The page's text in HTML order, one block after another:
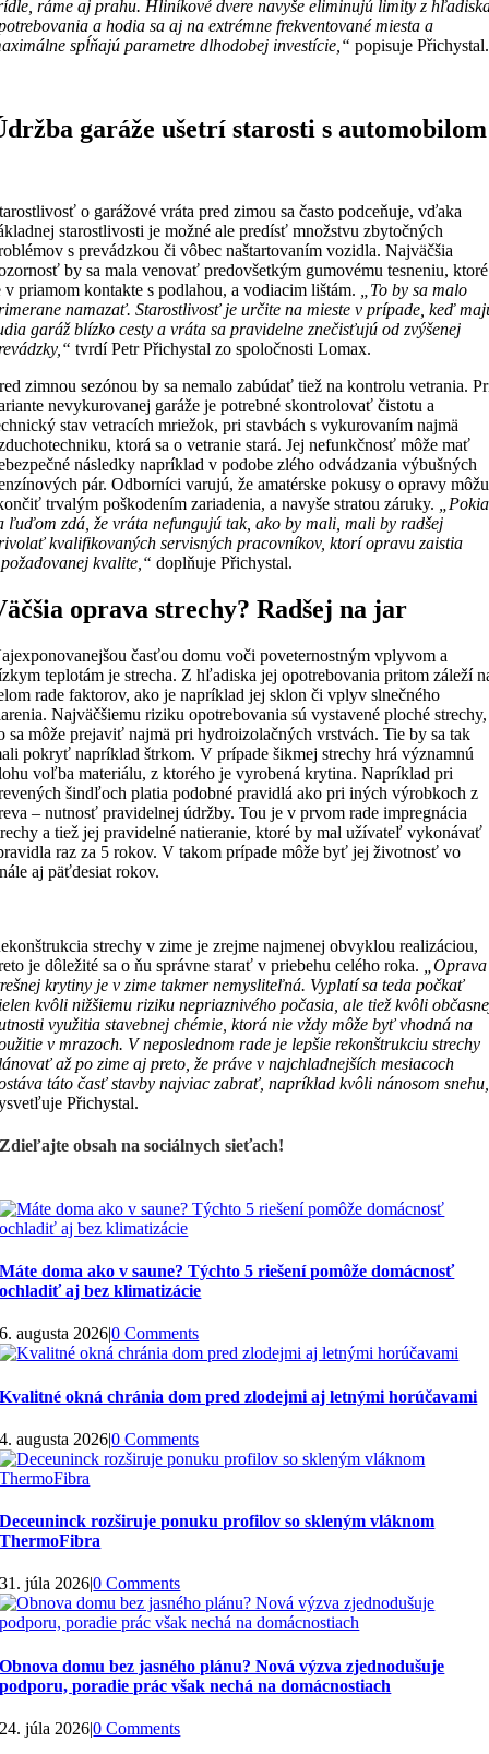
ráme aj prahu. Hliníkové dvere navyše eliminujú limity z
a hodia sa aj na extrémne frekventované miesta a
spĺňajú parametre dlhodobej investície,“ popisuje Přichystal.
garáže ušetrí starosti s automobilom
o garážové vráta pred zimou sa často podceňuje, vďaka
starostlivosti je možné ale predísť množstvu zbytočných
s prevádzkou či vôbec naštartovaním vozidla. Najväčšia
by sa mala venovať predovšetkým gumovému tesneniu, ktoré
v priamom kontakte s podlahou, a vodiacim lištám. „To by sa malo
namazať. Starostlivosť je určite na mieste v prípade, keď
garáž blízko cesty a vráta sa pravidelne znečisťujú od zvýšenej
tvrdí Petr Přichystal zo spoločnosti Lomax.
zimnou sezónou by sa nemalo zabúdať tiež na kontrolu vetrania.
nevykurovanej garáže je potrebné skontrolovať čistotu a
stav vetracích mriežok, pri stavbách s vykurovaním najmä
ktorá sa o vetranie stará. Jej nefunkčnosť môže mať
následky napríklad v podobe zlého odvádzania výbušných
pár. Odborníci varujú, že amatérske pokusy o opravy môžu
trvalým poškodením zariadenia, a navyše stratou záruky.
ľuďom zdá, že vráta nefungujú tak, ako by mali, mali by radšej
kvalifikovaných servisných pracovníkov, ktorí opravu zaistia
kvalite,“ doplňuje Přichystal.
oprava strechy? Radšej na jar
časťou domu voči poveternostným vplyvom a
teplotám je strecha. Z hľadiska jej opotrebovania pritom záleží
rade faktorov, ako je napríklad jej sklon či vplyv slnečného
Najväčšiemu riziku opotrebovania sú vystavené ploché strechy,
sa môže prejaviť najmä pri hydroizolačných vrstvách. Tie by sa tak
pokryť napríklad štrkom. V prípade šikmej strechy hrá významnú
voľba materiálu, z ktorého je vyrobená krytina. Napríklad pri
šindľoch platia podobné pravidlá ako pri iných výrobkoch z
– nutnosť pravidelnej údržby. Tou je v prvom rade impregnácia
a tiež jej pravidelné natieranie, ktoré by mal užívateľ vykonávať
raz za 5 rokov. V takom prípade môže byť jej životnosť vo
aj päťdesiat rokov.
strechy v zime je zrejme najmenej obvyklou realizáciou,
je dôležité sa o ňu správne starať v priebehu celého roka.
„Oprava
krytiny je v zime takmer nemysliteľná. Vyplatí sa teda počkať
kvôli nižšiemu riziku nepriaznivého počasia, ale tiež kvôli
využitia stavebnej chémie, ktorá nie vždy môže byť vhodná na
v mrazoch. V neposlednom rade je lepšie rekonštrukciu strechy
až po zime aj preto, že práve v najchladnejších mesiacoch
táto časť stavby najviac zabrať, napríklad kvôli nánosom
Přichystal.
Zdieľajte obsah na sociálnych sieťach!
Máte doma ako v saune? Týchto 5 riešení pomôže domácnosť
ochladiť aj bez klimatizácie
6. augusta 2026|0 Comments
Kvalitné okná chránia dom pred zlodejmi aj letnými horúčavami
4. augusta 2026|0 Comments
Deceuninck rozširuje ponuku profilov so skleným vláknom
ThermoFibra
31. júla 2026|0 Comments
Obnova domu bez jasného plánu? Nová výzva zjednodušuje
podporu, poradie prác však nechá na domácnostiach
24. júla 2026|0 Comments